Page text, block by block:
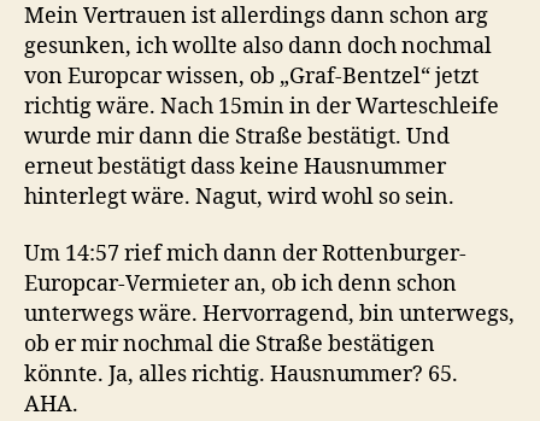
Mein Vertrauen ist allerdings dann schon arg
gesunken, ich wollte also dann doch nochmal
von Europcar wissen, ob „Graf-Bentzel“ jetzt
richtig wäre. Nach 15min in der Warteschleife
wurde mir dann die Straße bestätigt. Und
erneut bestätigt dass keine Hausnummer
hinterlegt wäre. Nagut, wird wohl so sein.
Um 14:57 rief mich dann der Rottenburger-
Europcar-Vermieter an, ob ich denn schon
unterwegs wäre. Hervorragend, bin unterwegs,
ob er mir nochmal die Straße bestätigen
könnte. Ja, alles richtig. Hausnummer? 65.
AHA.